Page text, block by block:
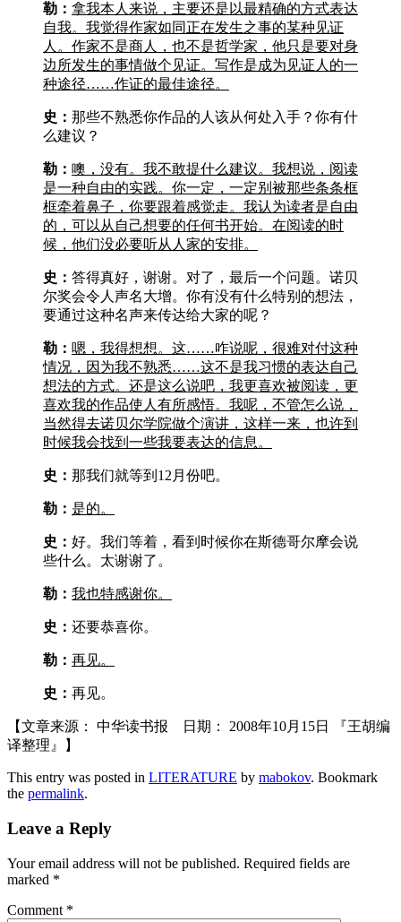
勒： 拿我本人来说，主要还是以最精确的方式表达
自我。我觉得作家如同正在发生之事的某种见证
人。作家不是商人，也不是哲学家，他只是要对身
边所发生的事情做个见证。写作是成为见证人的一
种途径……作证的最佳途径。
史： 那些不熟悉你作品的人该从何处入手？你有什
么建议？
勒： 噢，没有。我不敢提什么建议。我想说，阅读
是一种自由的实践。你一定，一定别被那些条条框
框牵着鼻子，你要跟着感觉走。我认为读者是自由
的，可以从自己想要的任何书开始。在阅读的时
候，他们没必要听从人家的安排。
史： 答得真好，谢谢。对了，最后一个问题。诺贝
尔奖会令人声名大增。你有没有什么特别的想法，
要通过这种名声来传达给大家的呢？
勒： 嗯，我得想想。这……咋说呢，很难对付这种
情况，因为我不熟悉……这不是我习惯的表达自己
想法的方式。还是这么说吧，我更喜欢被阅读，更
喜欢我的作品使人有所感悟。我呢，不管怎么说，
当然得去诺贝尔学院做个演讲，这样一来，也许到
时候我会找到一些我要表达的信息。
史： 那我们就等到12月份吧。
勒： 是的。
史： 好。我们等着，看到时候你在斯德哥尔摩会说
些什么。太谢谢了。
勒： 我也特感谢你。
史： 还要恭喜你。
勒： 再见。
史： 再见。
【文章来源： 中华读书报 日期： 2008年10月15日 『王胡编
译整理』】
This entry was posted in LITERATURE by mabokov. Bookmark
the permalink.
Leave a Reply
Your email address will not be published. Required fields are
marked *
Comment *